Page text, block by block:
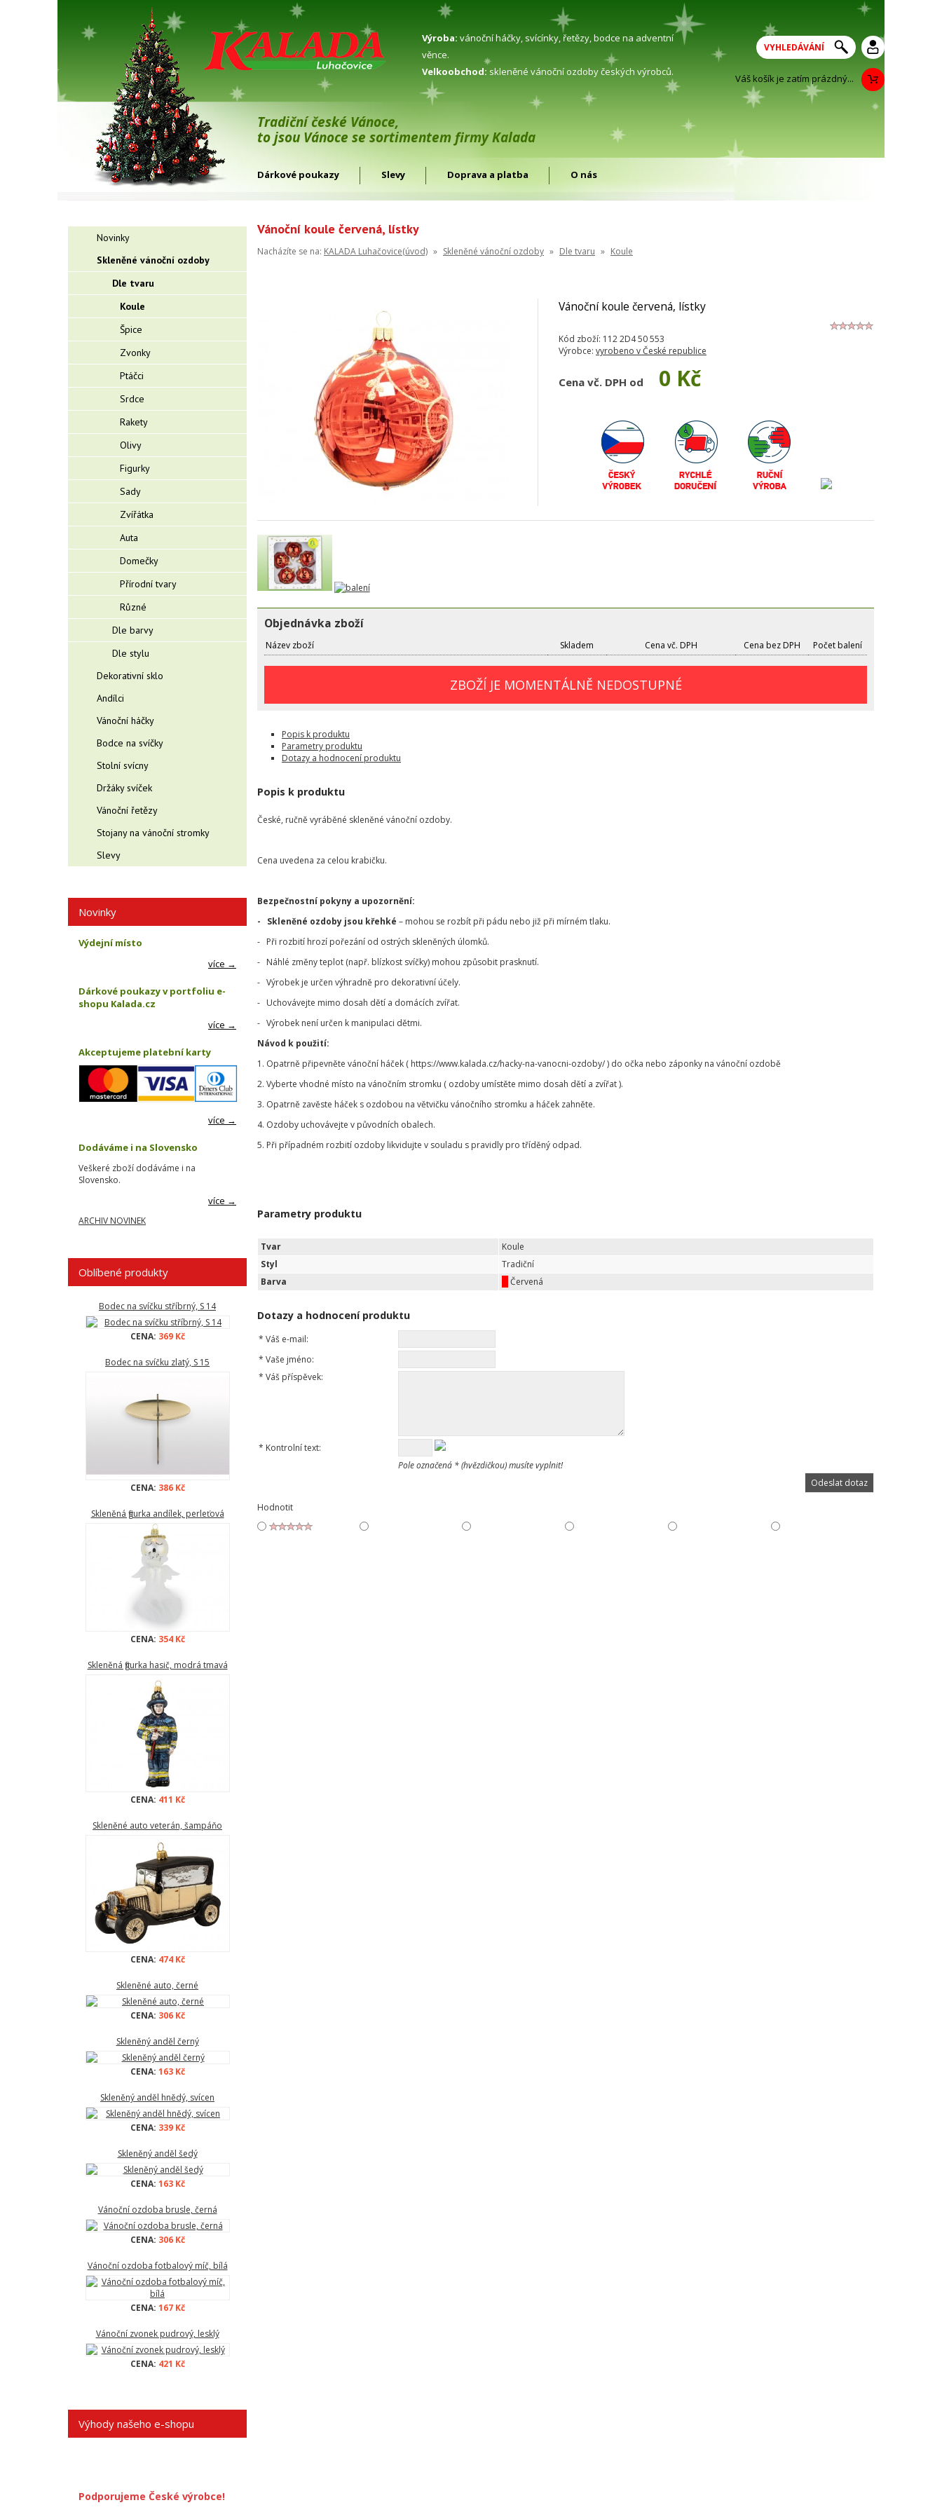
Výroba: vánoční háčky, svícínky, řetězy, bodce na adventní
věnce.
Velkoobchod: skleněné vánoční ozdoby českých výrobců.
Tradiční české Vánoce,
to jsou Vánoce se sortimentem firmy Kalada
Váš košík je zatím prázdný...
Dárkové poukazy Slevy Doprava a platba O nás
Novinky
Skleněné vánoční ozdoby
Dle tvaru
Koule
Špice
Zvonky
Ptáčci
Srdce
Rakety
Olivy
Figurky
Sady
Zvířátka
Auta
Domečky
Přírodní tvary
Různé
Dle barvy
Dle stylu
Dekorativní sklo
Andílci
Vánoční háčky
Bodce na svíčky
Stolní svícny
Držáky svíček
Vánoční řetězy
Stojany na vánoční stromky
Slevy
Novinky
Výdejní místo
více →
Dárkové poukazy v portfoliu e-
shopu Kalada.cz
více →
Akceptujeme platební karty
více →
Dodáváme i na Slovensko
Veškeré zboží dodáváme i na
Slovensko.
více →
ARCHIV NOVINEK
Oblíbené produkty
Bodec na svíčku stříbrný, S 14
CENA: 369 Kč
Bodec na svíčku zlatý, S 15
CENA: 386 Kč
Skleněná figurka andílek, perleťová
CENA: 354 Kč
Skleněná figurka hasič, modrá tmavá
CENA: 411 Kč
Skleněné auto veterán, šampáňo
CENA: 474 Kč
Skleněné auto, černé
CENA: 306 Kč
Skleněný anděl černý
CENA: 163 Kč
Skleněný anděl hnědý, svícen
CENA: 339 Kč
Skleněný anděl šedý
CENA: 163 Kč
Vánoční ozdoba brusle, černá
CENA: 306 Kč
Vánoční ozdoba fotbalový míč, bílá
CENA: 167 Kč
Vánoční zvonek pudrový, lesklý
CENA: 421 Kč
Výhody našeho e-shopu
Podporujeme České výrobce!
Vánoční koule červená, lístky
Nacházíte se na: KALADA Luhačovice(úvod) » Skleněné vánoční ozdoby » Dle tvaru » Koule
Vánoční koule červená, lístky
Kód zboží: 112 2D4 50 553
Výrobce: vyrobeno v České republice
Cena vč. DPH od 0 Kč
Objednávka zboží
Název zboží Skladem Cena vč. DPH Cena bez DPH Počet balení
ZBOŽÍ JE MOMENTÁLNĚ NEDOSTUPNÉ
Popis k produktu
Parametry produktu
Dotazy a hodnocení produktu
Popis k produktu
České, ručně vyráběné skleněné vánoční ozdoby.
Cena uvedena za celou krabičku.
Bezpečnostní pokyny a upozornění:
- Skleněné ozdoby jsou křehké – mohou se rozbít při pádu nebo již při mírném tlaku.
- Při rozbití hrozí pořezání od ostrých skleněných úlomků.
- Náhlé změny teplot (např. blízkost svíčky) mohou způsobit prasknutí.
- Výrobek je určen výhradně pro dekorativní účely.
- Uchovávejte mimo dosah dětí a domácích zvířat.
- Výrobek není určen k manipulaci dětmi.
Návod k použití:
1. Opatrně připevněte vánoční háček ( https://www.kalada.cz/hacky-na-vanocni-ozdoby/ ) do očka nebo záponky na vánoční ozdobě
2. Vyberte vhodné místo na vánočním stromku ( ozdoby umístěte mimo dosah dětí a zvířat ).
3. Opatrně zavěste háček s ozdobou na větvičku vánočního stromku a háček zahněte.
4. Ozdoby uchovávejte v původních obalech.
5. Při případném rozbití ozdoby likvidujte v souladu s pravidly pro tříděný odpad.
Parametry produktu
Tvar
Koule
Styl
Tradiční
Barva
Červená
Dotazy a hodnocení produktu
* Váš e-mail:
* Vaše jméno:
* Váš příspěvek:
* Kontrolní text:
Pole označená * (hvězdičkou) musíte vyplnit!
Hodnotit